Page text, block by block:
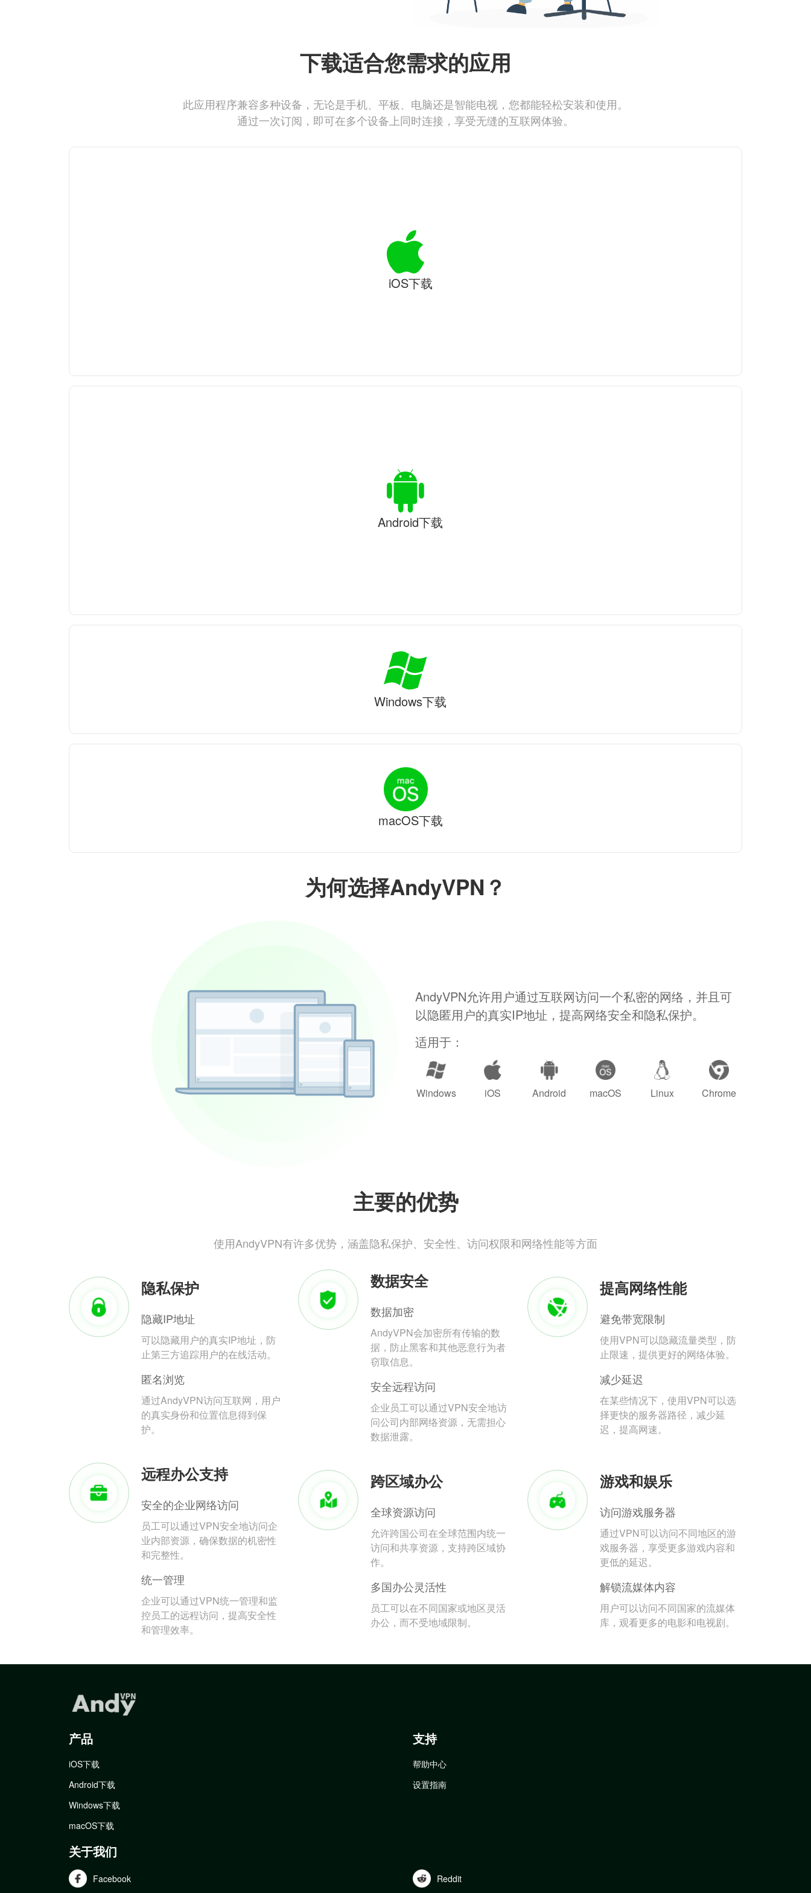
为何选择AndyVPN？
AndyVPN允许用户通过互联网访问一个私密的网络，并且可
以隐匿用户的真实IP地址，提高网络安全和隐私保护。
适用于：
Windows iOS Android macOS Linux Chrome
主要的优势
使用AndyVPN有许多优势，涵盖隐私保护、安全性、访问权限和网络性能等方面
隐私保护
隐藏IP地址
可以隐藏用户的真实IP地址，防
止第三方追踪用户的在线活动。
匿名浏览
通过AndyVPN访问互联网，用户
的真实身份和位置信息得到保
护。
数据安全
数据加密
AndyVPN会加密所有传输的数
据，防止黑客和其他恶意行为者
窃取信息。
安全远程访问
企业员工可以通过VPN安全地访
问公司内部网络资源，无需担心
数据泄露。
提高网络性能
避免带宽限制
使用VPN可以隐藏流量类型，防
止限速，提供更好的网络体验。
减少延迟
在某些情况下，使用VPN可以选
择更快的服务器路径，减少延
迟，提高网速。
远程办公支持
安全的企业网络访问
员工可以通过VPN安全地访问企
业内部资源，确保数据的机密性
和完整性。
统一管理
企业可以通过VPN统一管理和监
控员工的远程访问，提高安全性
和管理效率。
跨区域办公
全球资源访问
允许跨国公司在全球范围内统一
访问和共享资源，支持跨区域协
作。
多国办公灵活性
员工可以在不同国家或地区灵活
办公，而不受地域限制。
游戏和娱乐
访问游戏服务器
通过VPN可以访问不同地区的游
戏服务器，享受更多游戏内容和
更低的延迟。
解锁流媒体内容
用户可以访问不同国家的流媒体
库，观看更多的电影和电视剧。
下载适合您需求的应用
此应用程序兼容多种设备，无论是手机、平板、电脑还是智能电视，您都能轻松安装和使用。
通过一次订阅，即可在多个设备上同时连接，享受无缝的互联网体验。
iOS下载
Android下载
Windows下载
macOS下载
产品
iOS下载
Android下载
Windows下载
macOS下载
支持
帮助中心
设置指南
关于我们
Facebook Reddit